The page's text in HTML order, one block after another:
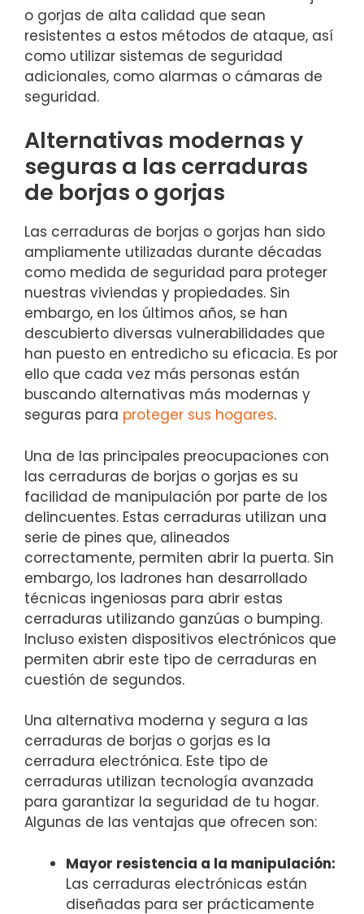
o gorjas de⁢ alta calidad que sean
resistentes a estos métodos​ de ataque, así
como utilizar sistemas de seguridad
adicionales, como alarmas o cámaras de
seguridad.
Alternativas modernas y
‌seguras a‌ las cerraduras
de⁤ borjas o⁣ gorjas
Las cerraduras de​ borjas o⁣ gorjas han sido
ampliamente utilizadas durante décadas
como medida ⁤de seguridad para proteger
nuestras viviendas y propiedades. ‍Sin
embargo, en los últimos años, se han
descubierto diversas vulnerabilidades que
⁣han puesto⁤ en entredicho su eficacia. Es ⁤por
⁢ello que⁢ cada vez ⁣más ​personas están
buscando alternativas más modernas y
seguras para proteger sus⁢ hogares.
Una de ⁤las principales preocupaciones con⁣
las cerraduras de borjas o gorjas es su
facilidad de manipulación por parte de los
‌delincuentes. Estas cerraduras utilizan una‍
serie⁢ de⁣ pines que, alineados
correctamente, permiten⁤ abrir ⁣la puerta. Sin
embargo, ⁢los‌ ladrones han desarrollado
técnicas ⁤ingeniosas para abrir ​estas
⁢cerraduras ‌utilizando ganzúas ‍o bumping.
Incluso ⁣existen dispositivos ​electrónicos que
permiten​ abrir este tipo de cerraduras en⁤
cuestión de segundos.
Una alternativa moderna y segura a las⁣
cerraduras de borjas o⁣ gorjas es la
cerradura electrónica. ⁢Este ‌tipo de‍
cerraduras utilizan tecnología ​avanzada
para garantizar la seguridad ⁢de tu⁤ hogar. ​
Algunas de‌ las ventajas⁢ que ofrecen son:
Mayor‌ resistencia a la manipulación:
Las cerraduras electrónicas están
diseñadas para ⁢ser prácticamente